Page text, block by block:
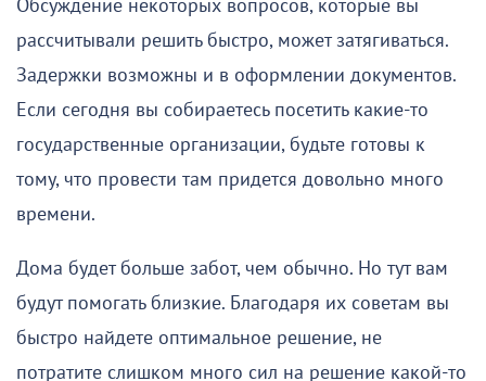
Обсуждение некоторых вопросов, которые вы
рассчитывали решить быстро, может затягиваться.
Задержки возможны и в оформлении документов.
Если сегодня вы собираетесь посетить какие-то
государственные организации, будьте готовы к
тому, что провести там придется довольно много
времени.
Дома будет больше забот, чем обычно. Но тут вам
будут помогать близкие. Благодаря их советам вы
быстро найдете оптимальное решение, не
потратите слишком много сил на решение какой-то